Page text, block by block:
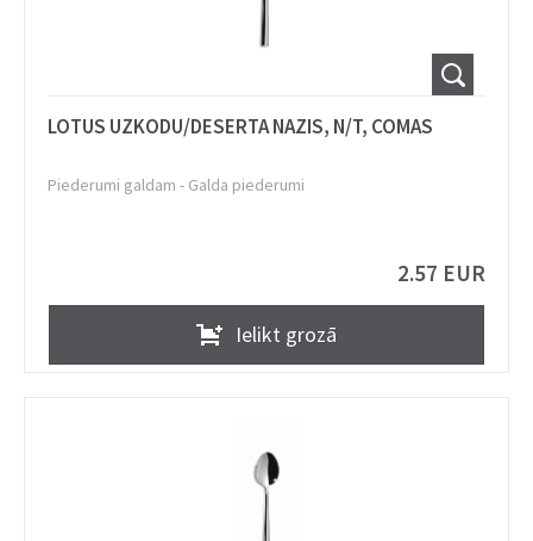
LOTUS UZKODU/DESERTA NAZIS, N/T, COMAS
Piederumi galdam - Galda piederumi
2.57 EUR
Ielikt grozā